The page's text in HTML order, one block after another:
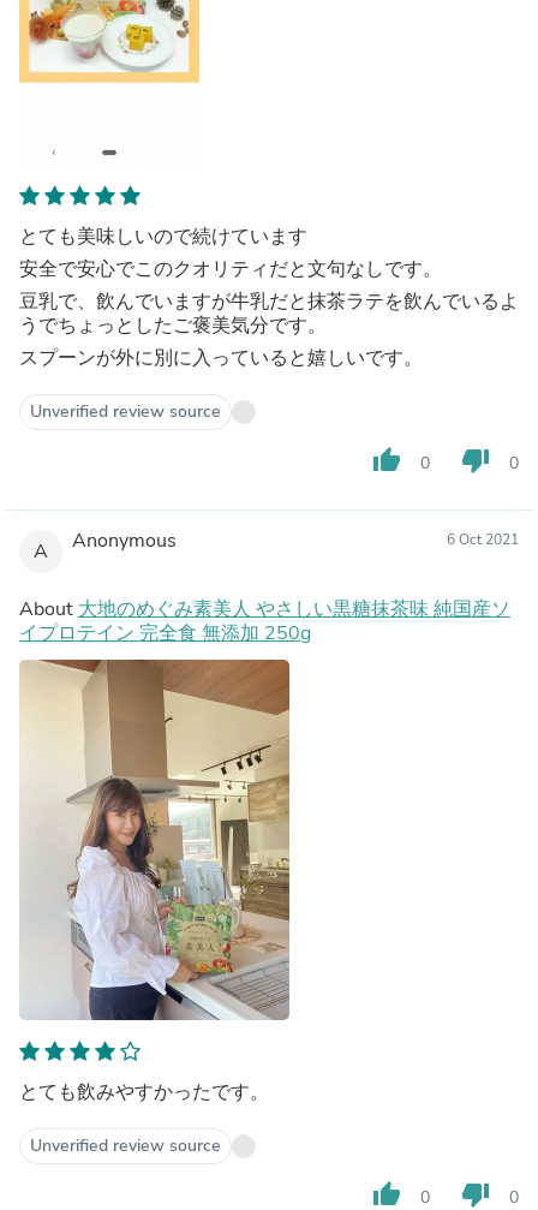
とても美味しいので続けています
安全で安心でこのクオリティだと文句なしです。
豆乳で、飲んでいますが牛乳だと抹茶ラテを飲んでいるよ
うでちょっとしたご褒美気分です。
スプーンが外に別に入っていると嬉しいです。
Unverified review source
thumb_up 0 thumb_down 0
A Anonymous 6 Oct 2021
About 大地のめぐみ素美人 やさしい黒糖抹茶味 純国産ソ
イプロテイン 完全食 無添加 250g
とても飲みやすかったです。
Unverified review source
thumb_up 0 thumb_down 0